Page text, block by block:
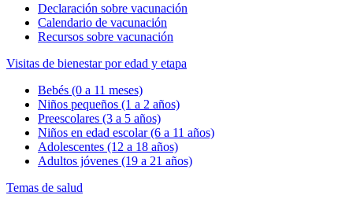
Declaración sobre vacunación
Calendario de vacunación
Recursos sobre vacunación
Visitas de bienestar por edad y etapa
Bebés (0 a 11 meses)
Niños pequeños (1 a 2 años)
Preescolares (3 a 5 años)
Niños en edad escolar (6 a 11 años)
Adolescentes (12 a 18 años)
Adultos jóvenes (19 a 21 años)
Temas de salud